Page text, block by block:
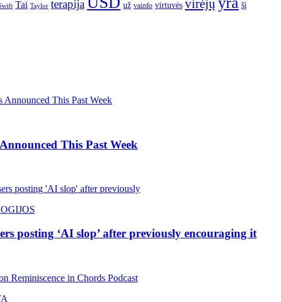
Tai Taylor terapija už vaizdo virtuvės virėjų šį
This Past Week
posting ‘AI slop’ after previously encouraging it